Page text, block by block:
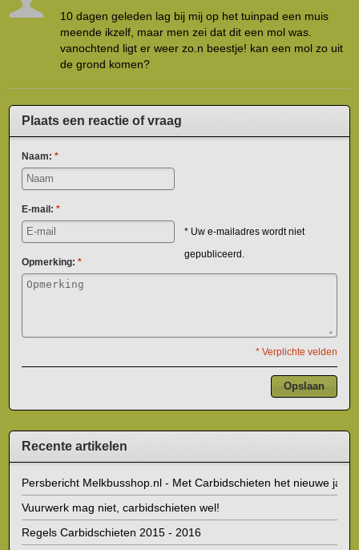
10 dagen geleden lag bij mij op het tuinpad een muis
meende ikzelf, maar men zei dat dit een mol was.
vanochtend ligt er weer zo.n beestje! kan een mol zo uit
de grond komen?
Plaats een reactie of vraag
Naam:*
E-mail:*
* Uw e-mailadres wordt niet
gepubliceerd.
Opmerking:*
* Verplichte velden
Opslaan
Recente artikelen
Persbericht Melkbusshop.nl - Met Carbidschieten het nieuwe jaar
Vuurwerk mag niet, carbidschieten wel!
Regels Carbidschieten 2015 - 2016